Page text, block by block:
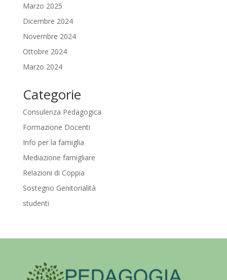
Marzo 2025
Dicembre 2024
Novembre 2024
Ottobre 2024
Marzo 2024
Categorie
Consulenza Pedagogica
Formazione Docenti
Info per la famiglia
Mediazione famigliare
Relazioni di Coppia
Sostegno Genitorialità
studenti